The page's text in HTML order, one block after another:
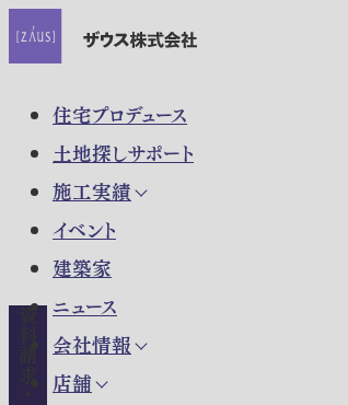
住宅プロデュース
土地探しサポート
施工実績
イベント
建築家
ニュース
会社情報
店舗